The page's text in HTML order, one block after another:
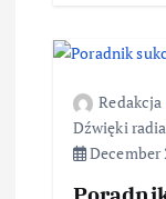
Redakcja
Dźwięki radia
December